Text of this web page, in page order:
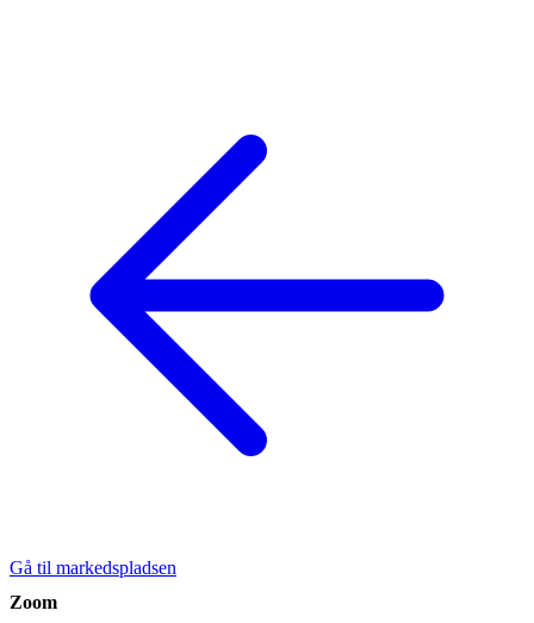
Gå til markedspladsen
Zoom